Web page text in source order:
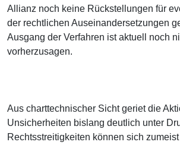
Allianz noch keine Rückstellungen für
der rechtlichen Auseinandersetzungen
Ausgang der Verfahren ist aktuell noch
vorherzusagen.
Aus charttechnischer Sicht geriet die
Unsicherheiten bislang deutlich unter
Rechtsstreitigkeiten können sich